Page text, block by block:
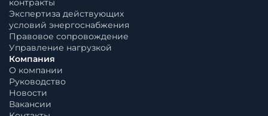
контракты
Экспертиза действующих
условий энергоснабжения
Правовое сопровождение
Управление нагрузкой
Компания
О компании
Руководство
Новости
Вакансии